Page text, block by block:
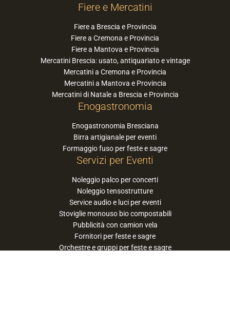
Fiere e Mercatini
Fiere a Brescia e Provincia
Fiere a Cremona e Provincia
Fiere a Mantova e Provincia
Mercatini Brescia: usato, antiquariato e vintage
Mercatini a Cremona e Provincia
Mercatini a Mantova e Provincia
Mercatini di Natale a Brescia e Provincia
Enogastronomia
Enogastronomia Bresciana
Birra artigianale per eventi
Formaggio fuso per feste e sagre
Servizi per Eventi
Noleggio palco per concerti
Noleggio tensostrutture
Service audio e luci per eventi
Stoviglie monouso bio compostabili
Pubblicità con camion vela
Fornitori per feste e sagre
Orchestre e gruppi per feste e sagre